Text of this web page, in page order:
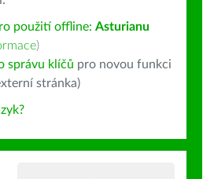
použití offline: Asturianu
)
správu klíčů pro novou funkci
stránka)